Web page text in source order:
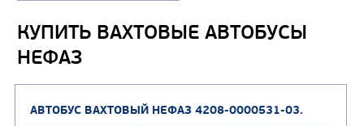
АВТОМОБИЛИ
КУПИТЬ ВАХТОВЫЕ АВТОБУСЫ
НЕФАЗ